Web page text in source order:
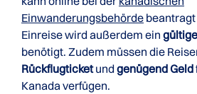
Einwanderungsbehörde
Einreise wird außerdem ein
benötigt. Zudem müssen die
Rückflugticketund genügend Geld
Kanada verfügen.